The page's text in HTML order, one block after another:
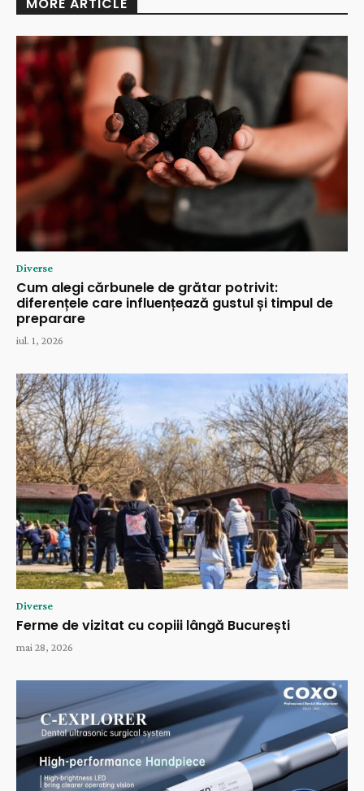
Diverse
Cum alegi cărbunele de grătar potrivit:
diferențele care influențează gustul și timpul de
preparare
iul. 1, 2026
Diverse
Ferme de vizitat cu copiii lângă București
mai 28, 2026